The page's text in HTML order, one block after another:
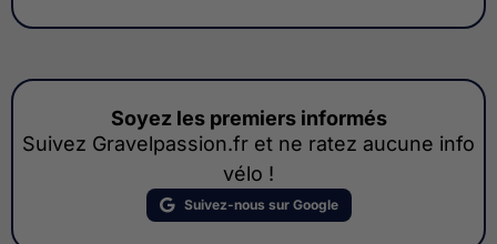
Soyez les premiers informés
Suivez Gravelpassion.fr et ne ratez aucune info
vélo !
Suivez-nous sur Google